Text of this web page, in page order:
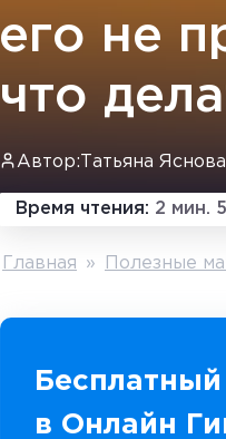
его не
что
Автор: Татьяна Яснова
Время чтения: 2 мин.
Главная » Полезные
в Онлайн